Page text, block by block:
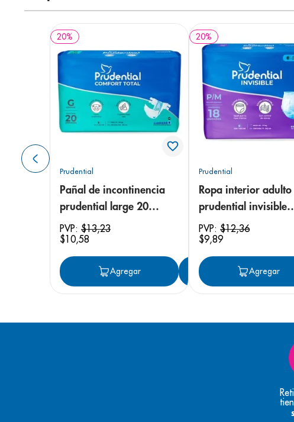
20%
Prudential
Pañal de incontinencia
prudential large 20
unidades
PVP: $13,23
$10,58
Agregar Agregar
20%
Prudential
Ropa interior adulto
prudential invisible
small/medium 18
unidades
PVP:$12,36
$9,89
Agregar